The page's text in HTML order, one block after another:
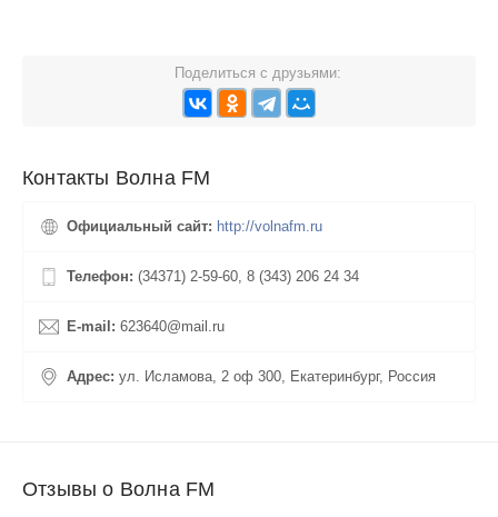
Поделиться с друзьями:
Контакты Волна FM
Официальный сайт: http://volnafm.ru
Телефон: (34371) 2-59-60, 8 (343) 206 24 34
E-mail: 623640@mail.ru
Адрес: ул. Исламова, 2 оф 300, Екатеринбург, Россия
Отзывы о Волна FM